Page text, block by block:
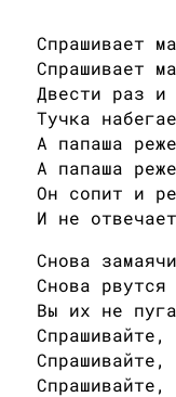
Спрашивает
Спрашивает
Двести раз и
Тучка
А папаша
А папаша
Он сопит и
И не
Снова
Снова
Вы их не
Спрашивайте,
Спрашивайте,
Спрашивайте,